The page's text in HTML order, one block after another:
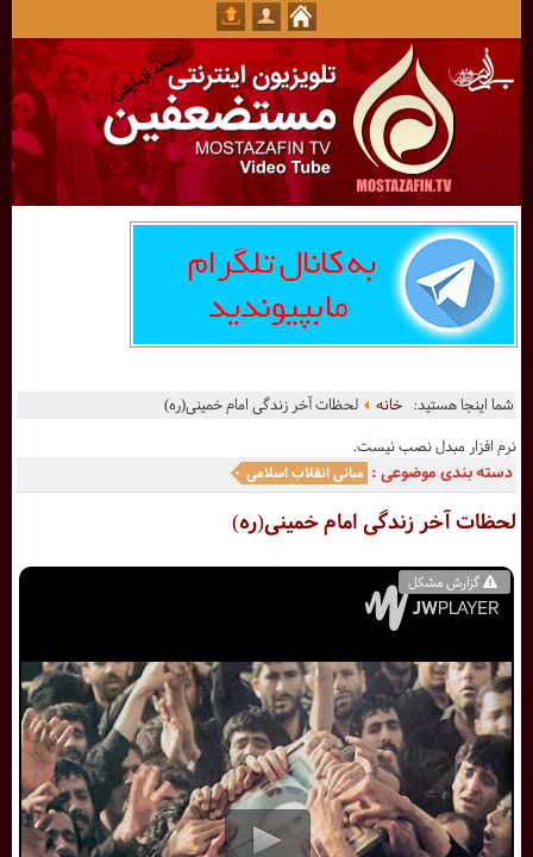
شما اینجا هستید:خانه
لحظات آخر زندگی امام خمینی(ره)
نرم افزار مبدل نصب نیست.
دسته بندی موضوعی : مبانی انقلاب اسلامی
لحظات آخر زندگی امام خمینی(ره)
گزارش مشکل